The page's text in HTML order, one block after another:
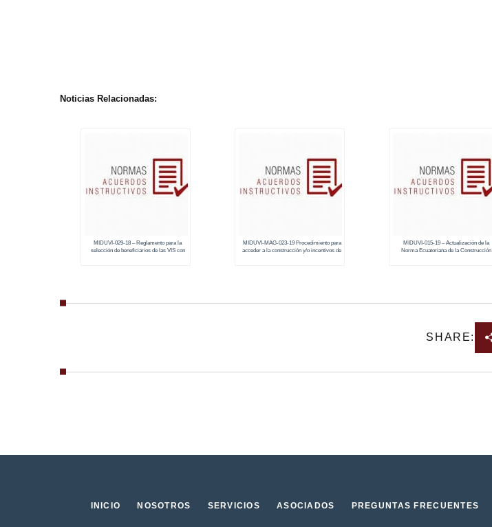
Noticias Relacionadas:
MIDUVI-029-18 – Reglamento para la
selección de beneficiarios de las VIS con
MIDUVI-MAG-023-19 Procedimiento para
acceder a la construcción y/o incentivos de
MIDUVI-015-19 – Actualización de la
Norma Ecuatoriana de la Construcción
SHARE:
INICIO NOSOTROS SERVICIOS ASOCIADOS PREGUNTAS FRECUENTES